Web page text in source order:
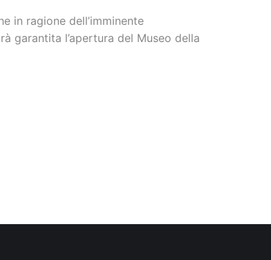
in ragione dell’imminente
garantita l’apertura del Museo della